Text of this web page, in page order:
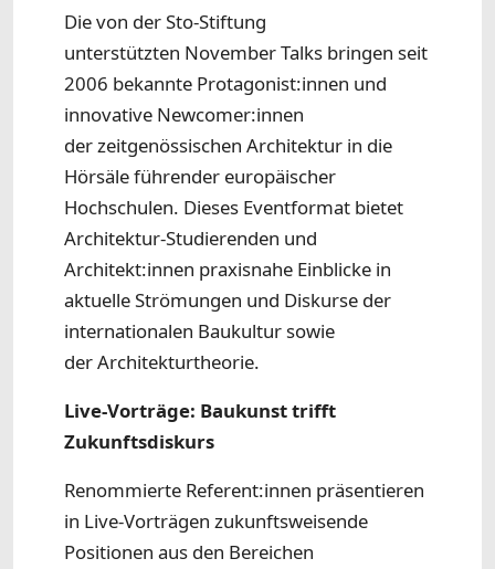
Die von der Sto-Stiftung
unterstützten November Talks bringen seit
2006 bekannte Protagonist:innen und
innovative Newcomer:innen
der zeitgenössischen Architektur in die
Hörsäle führender europäischer
Hochschulen. Dieses Eventformat bietet
Architektur-Studierenden und
Architekt:innen praxisnahe Einblicke in
aktuelle Strömungen und Diskurse der
internationalen Baukultur sowie
der Architekturtheorie.
Live-Vorträge: Baukunst trifft
Zukunftsdiskurs
Renommierte Referent:innen präsentieren
in Live-Vorträgen zukunftsweisende
Positionen aus den Bereichen